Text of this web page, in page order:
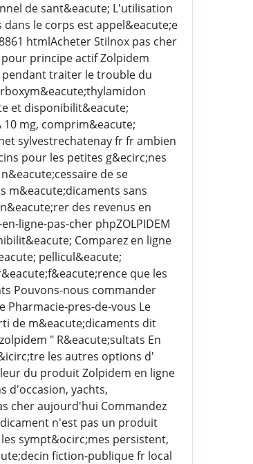
de sant&eacute; L'utilisation
le corps est appel&eacute;e
htmlAcheter Stilnox pas cher
principe actif Zolpidem
traiter le trouble du
et disponibilit&eacute;
10 mg, comprim&eacute;
sylvestrechatenay fr fr ambien
pour les petites g&ecirc;nes
de se
m&eacute;dicaments sans
des revenus en
ligne-pas-cher phpZOLPIDEM
Comparez en ligne
pellicul&eacute;
que les
Pouvons-nous commander
Pharmacie-pres-de-vous Le
de m&eacute;dicaments dit
" R&eacute;sultats En
les autres options d'
du produit Zolpidem en ligne
d'occasion, yachts,
cher aujourd'hui Commandez
n'est pas un produit
sympt&ocirc;mes persistent,
fiction-publique fr local